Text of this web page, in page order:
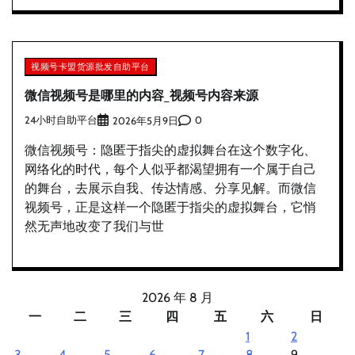
视频号卡盟货源批发自助平台
微信视频号是哪里的内容_视频号内容来源
24小时自助平台 2026年5月9日 0
微信视频号：隐匿于指尖的虚拟舞台在这个数字化、
网络化的时代，每个人似乎都渴望拥有一个属于自己
的舞台，去展示自我、传达情感、分享见解。而微信
视频号，正是这样一个隐匿于指尖的虚拟舞台，它悄
然无声地改变了我们与世
2026 年 8 月
一
二 三 四 五 六
日
1
2